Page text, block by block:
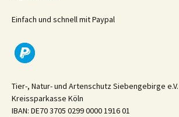
Einfach und schnell mit Paypal
Tier-, Natur- und Artenschutz Siebengebirge e.V.
Kreissparkasse Köln
IBAN: DE70 3705 0299 0000 1916 01